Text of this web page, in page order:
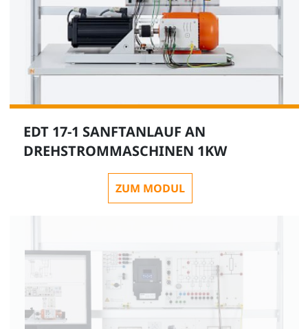
EDT 17-1 SANFTANLAUF AN
DREHSTROMMASCHINEN 1KW
ZUM MODUL